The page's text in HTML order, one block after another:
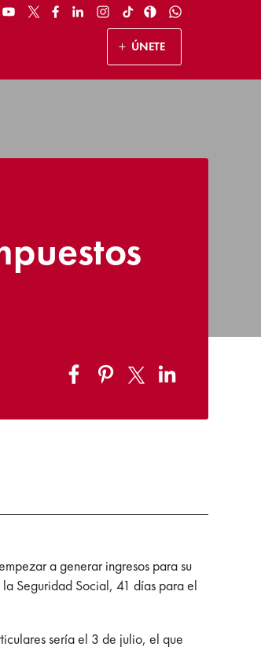
ÚNETE
a generar ingresos para su
Seguridad Social, 41 días para el
sería el 3 de julio, el que